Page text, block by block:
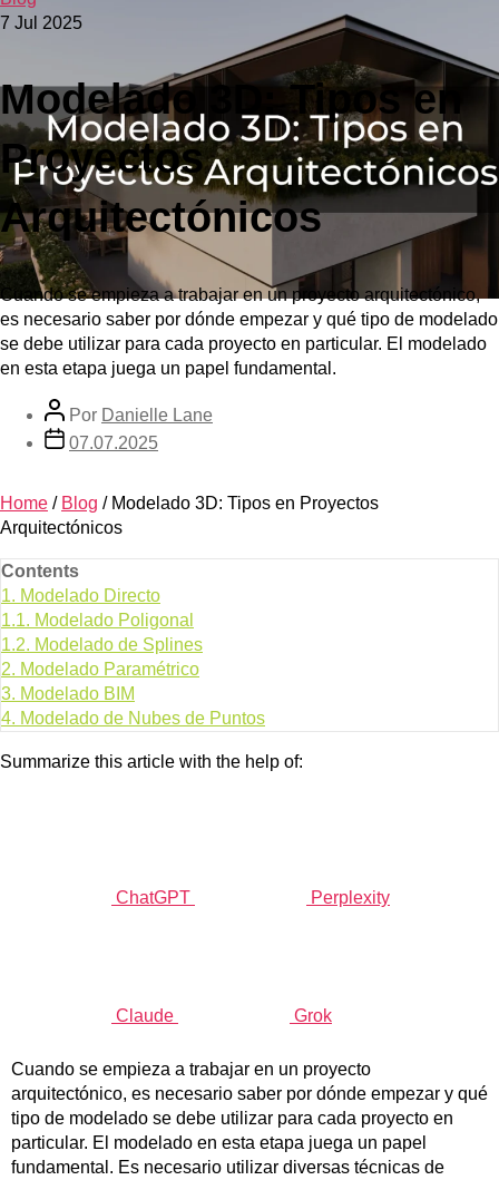
7 Jul 2025
Modelado 3D: Tipos en
Proyectos
Arquitectónicos
Cuando se empieza a trabajar en un proyecto arquitectónico,
es necesario saber por dónde empezar y qué tipo de modelado
se debe utilizar para cada proyecto en particular. El modelado
en esta etapa juega un papel fundamental.
Por Danielle Lane
07.07.2025
Home / Blog / Modelado 3D: Tipos en Proyectos
Arquitectónicos
Contents
1. Modelado Directo
1.1. Modelado Poligonal
1.2. Modelado de Splines
2. Modelado Paramétrico
3. Modelado BIM
4. Modelado de Nubes de Puntos
Summarize this article with the help of:
ChatGPT Perplexity
Claude Grok
Cuando se empieza a trabajar en un proyecto
arquitectónico, es necesario saber por dónde empezar y qué
tipo de modelado se debe utilizar para cada proyecto en
particular. El modelado en esta etapa juega un papel
fundamental. Es necesario utilizar diversas técnicas de